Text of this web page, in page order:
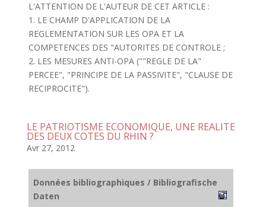
L'ATTENTION DE L'AUTEUR DE CET ARTICLE :
1. LE CHAMP D'APPLICATION DE LA
REGLEMENTATION SUR LES OPA ET LA
COMPETENCES DES "AUTORITES DE CONTROLE ;
2. LES MESURES ANTI-OPA (""REGLE DE LA"
PERCEE", "PRINCIPE DE LA PASSIVITE", "CLAUSE DE
RECIPROCITE").
LE PATRIOTISME ECONOMIQUE, UNE REALITE
DES DEUX COTES DU RHIN ?
Avr 27, 2012
Données bibliographiques / Bibliografische
Daten